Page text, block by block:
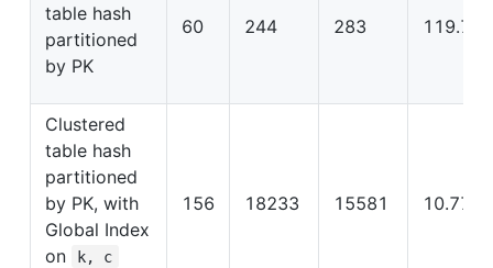
table hash
partitioned
by PK
60 244 283 119.73
Clustered
table hash
partitioned
by PK, with
Global Index
on
k, c
156 18233 15581 10.77